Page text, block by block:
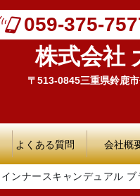
059-375-
株式会社
〒513-0845三重県鈴鹿
よくある質問 会社概
ンナースキャンデュアル